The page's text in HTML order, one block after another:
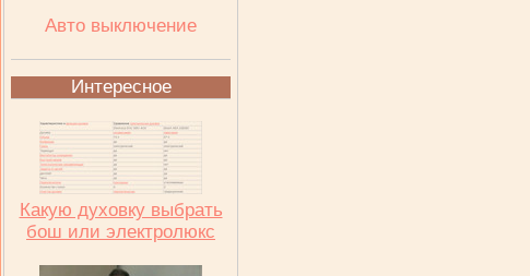
Авто выключение
Интересное
Какую духовку выбрать
бош или электролюкс